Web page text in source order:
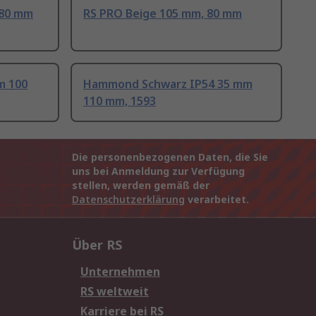
mm RS PRO Beige 105 mm, 80 mm
100
Hammond Schwarz IP54 35 mm
110 mm, 1593
Die personenbezogenen Daten, die Sie
uns bei Anmeldung zur Verfügung
stellen, werden gemäß der
Datenschutzerklärung verarbeitet.
Über RS
Unternehmen
RS weltweit
Karriere bei RS